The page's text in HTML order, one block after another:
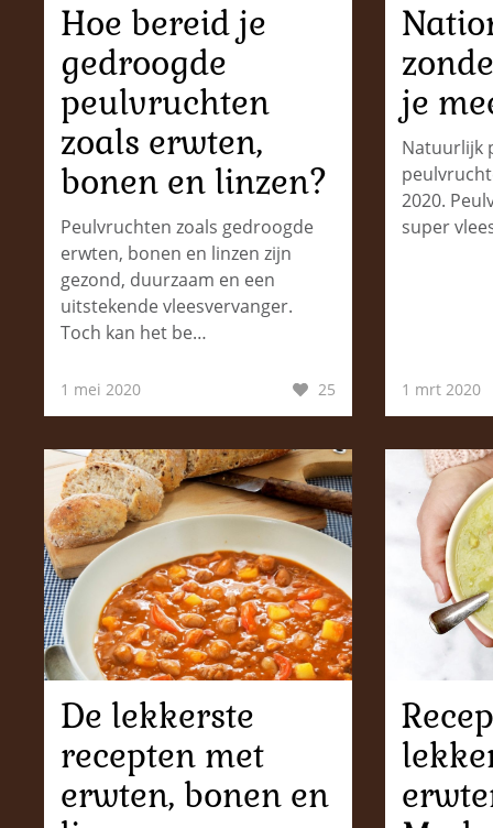
Hoe bereid je
gedroogde
peulvruchten
zoals erwten,
bonen en linzen?
Peulvruchten zoals gedroogde
erwten, bonen en linzen zijn
gezond, duurzaam en een
uitstekende vleesvervanger.
Toch kan het be…
1 mei 2020 25
je
Natuurlijk
2020.
super
1 mrt 2020
De lekkerste
recepten met
erwten, bonen en